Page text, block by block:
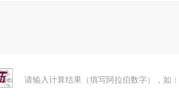
请输入计算结果（填写阿拉伯数字），如